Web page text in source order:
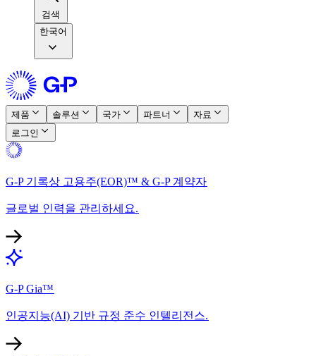
검색​​
한국어
제품​​ 솔루션​​ 국가​​ 파트너​​
자료​​
로그인​​
G-P 기록상 고용주(EOR)™ & G-P 계약자​​
글로벌 인력을 관리하세요.​​
G-P Gia™​​
인공지능(AI) 기반 규정 준수 인텔리전스.​​